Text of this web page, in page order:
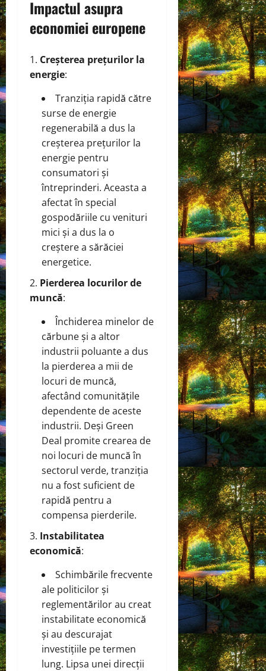
Impactul asupra
economiei europene
Creșterea prețurilor la
energie:
Tranziția rapidă către
surse de energie
regenerabilă a dus la
creșterea prețurilor la
energie pentru
consumatori și
întreprinderi. Aceasta a
afectat în special
gospodăriile cu venituri
mici și a dus la o
creștere a sărăciei
energetice.
Pierderea locurilor de
muncă:
Închiderea minelor de
cărbune și a altor
industrii poluante a dus
la pierderea a mii de
locuri de muncă,
afectând comunitățile
dependente de aceste
industrii. Deși Green
Deal promite crearea de
noi locuri de muncă în
sectorul verde, tranziția
nu a fost suficient de
rapidă pentru a
compensa pierderile.
Instabilitatea
economică:
Schimbările frecvente
ale politicilor și
reglementărilor au creat
instabilitate economică
și au descurajat
investițiile pe termen
lung. Lipsa unei direcții